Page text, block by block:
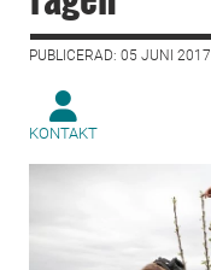
PUBLICERAD: 05 JUNI 2017
KONTAKT